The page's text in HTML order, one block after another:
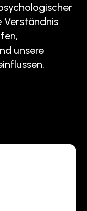
Verständnis
unsere